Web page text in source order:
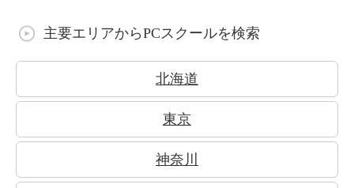
主要エリアからPCスクールを検索
北海道
東京
神奈川